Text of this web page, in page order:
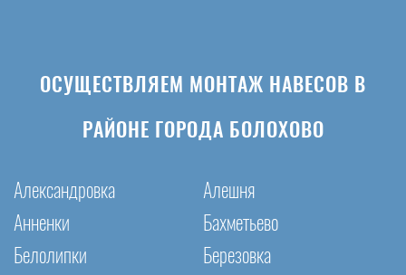
ОСУЩЕСТВЛЯЕМ МОНТАЖ НАВЕСОВ В
РАЙОНЕ ГОРОДА БОЛОХОВО
Александровка
Алешня
Анненки
Бахметьево
Белолипки
Березовка